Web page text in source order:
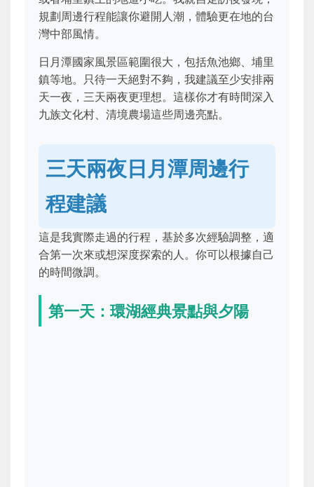
規劃周邊行程能讓你避開人潮，體驗更在地的台
灣中部風情。
日月潭國家風景區範圍很大，包括魚池鄉、埔里
鎮等地。只待一天絕對不夠，我建議至少安排兩
天一夜，三天兩夜更理想。這樣你才有時間深入
九族文化村、清境農場這些周邊亮點。
三天兩夜日月潭周邊行
程建議
這是我實際走過的行程，基於多次經驗調整，適
合第一次來或想深度探索的人。你可以根據自己
的時間微調。
第一天：環湖經典景點與夕陽